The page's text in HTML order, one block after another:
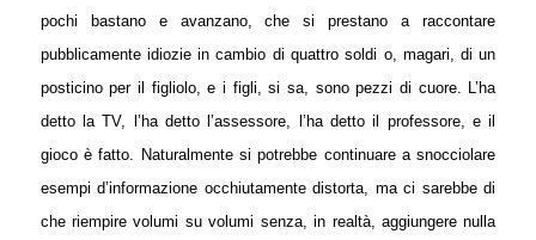
pochi bastano e avanzano, che si prestano a raccontare
pubblicamente idiozie in cambio di quattro soldi o, magari, di un
posticino per il figliolo, e i figli, si sa, sono pezzi di cuore. L’ha
detto la TV, l’ha detto l’assessore, l’ha detto il professore, e il
gioco è fatto. Naturalmente si potrebbe continuare a snocciolare
esempi d’informazione occhiutamente distorta, ma ci sarebbe di
che riempire volumi su volumi senza, in realtà, aggiungere nulla